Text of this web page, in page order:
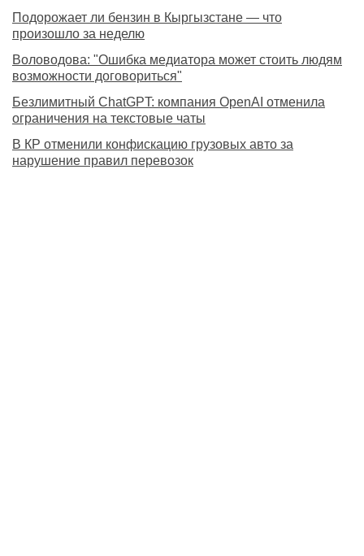
Подорожает ли бензин в Кыргызстане — что
произошло за неделю
Воловодова: "Ошибка медиатора может стоить людям
возможности договориться"
Безлимитный ChatGPT: компания OpenAI отменила
ограничения на текстовые чаты
В КР отменили конфискацию грузовых авто за
нарушение правил перевозок